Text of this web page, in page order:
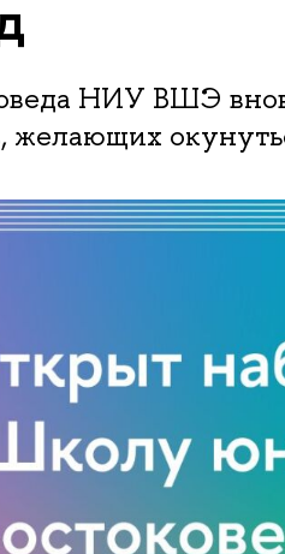
НИУ ВШЭ
желающих